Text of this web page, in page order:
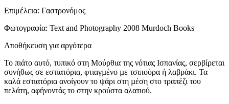
Επιμέλεια: Γαστρονόμος
Φωτογραφία: Text and Photography 2008 Murdoch Books
Αποθήκευση για αργότερα
Το πιάτο αυτό, τυπικό στη Μούρθια της νότιας Ισπανίας, σερβίρεται
συνήθως σε εστιατόρια, φτιαγµένο µε τσιπούρα ή λαβράκι. Τα
καλά εστιατόρια ανοίγουν το ψάρι στη µέση στο τραπέζι του
πελάτη, αφήνοντάς το στην κρούστα αλατιού.